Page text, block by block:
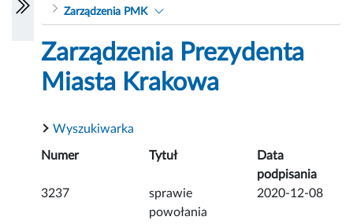
Zarządzenia PMK
Zarządzenia Prezydenta
Miasta Krakowa
Wyszukiwarka
Numer Tytuł
Data
podpisania
3237
sprawie
powołania
2020-12-08